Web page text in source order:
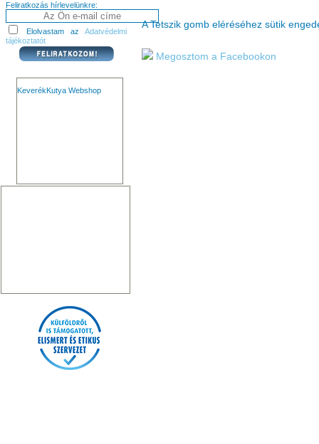
Feliratkozás hírlevelünkre:
Elolvastam az Adatvédelmi
tájékoztatót
KeverékKutya Webshop
A Tetszik gomb eléréséhez sütik
Megosztom a Facebookon